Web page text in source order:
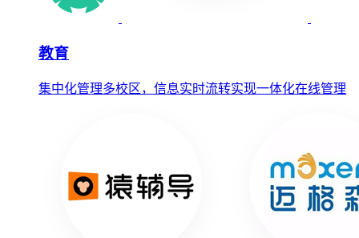
教育
集中化管理多校区，信息实时流转实现一体化在线管理